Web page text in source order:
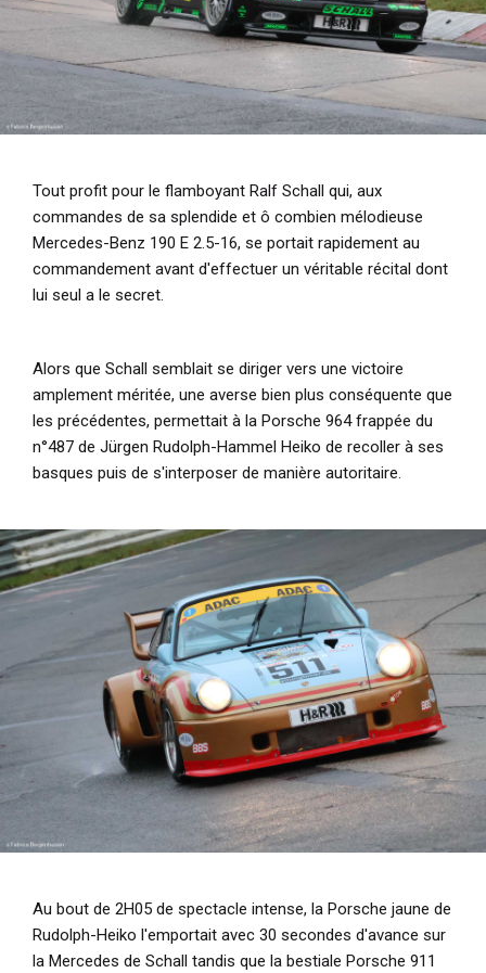
Tout profit pour le flamboyant Ralf Schall qui, aux
commandes de sa splendide et ô combien mélodieuse
Mercedes-Benz 190 E 2.5-16, se portait rapidement au
commandement avant d'effectuer un véritable récital dont
lui seul a le secret.
Alors que Schall semblait se diriger vers une victoire
amplement méritée, une averse bien plus conséquente que
les précédentes, permettait à la Porsche 964 frappée du
n°487 de Jürgen Rudolph-Hammel Heiko de recoller à ses
basques puis de s'interposer de manière autoritaire.
Au bout de 2H05 de spectacle intense, la Porsche jaune de
Rudolph-Heiko l'emportait avec 30 secondes d'avance sur
la Mercedes de Schall tandis que la bestiale Porsche 911